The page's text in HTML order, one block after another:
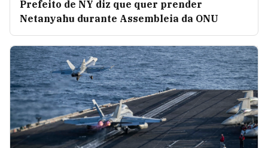
Prefeito de NY diz que quer prender
Netanyahu durante Assembleia da ONU